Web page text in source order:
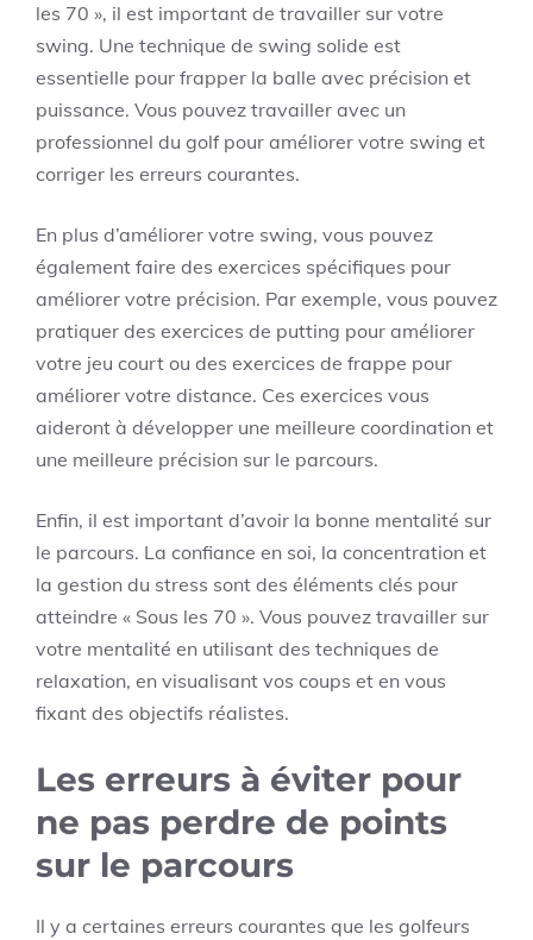
les 70 », il est important de travailler sur votre
swing. Une technique de swing solide est
essentielle pour frapper la balle avec précision et
puissance. Vous pouvez travailler avec un
professionnel du golf pour améliorer votre swing et
corriger les erreurs courantes.
En plus d’améliorer votre swing, vous pouvez
également faire des exercices spécifiques pour
améliorer votre précision. Par exemple, vous pouvez
pratiquer des exercices de putting pour améliorer
votre jeu court ou des exercices de frappe pour
améliorer votre distance. Ces exercices vous
aideront à développer une meilleure coordination et
une meilleure précision sur le parcours.
Enfin, il est important d’avoir la bonne mentalité sur
le parcours. La confiance en soi, la concentration et
la gestion du stress sont des éléments clés pour
atteindre « Sous les 70 ». Vous pouvez travailler sur
votre mentalité en utilisant des techniques de
relaxation, en visualisant vos coups et en vous
fixant des objectifs réalistes.
Les erreurs à éviter pour
ne pas perdre de points
sur le parcours
Il y a certaines erreurs courantes que les golfeurs